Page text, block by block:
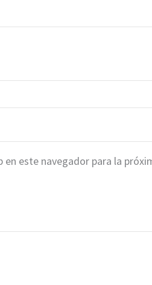
este navegador para la